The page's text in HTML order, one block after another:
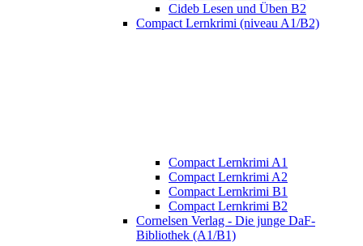
Cideb Lesen und Üben B2
Compact Lernkrimi (niveau A1/B2)
Compact Lernkrimi A1
Compact Lernkrimi A2
Compact Lernkrimi B1
Compact Lernkrimi B2
Cornelsen Verlag - Die junge DaF-
Bibliothek (A1/B1)